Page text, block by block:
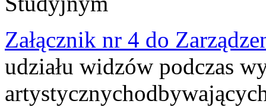
Załącznik nr 4 do
udziału widzów podczas